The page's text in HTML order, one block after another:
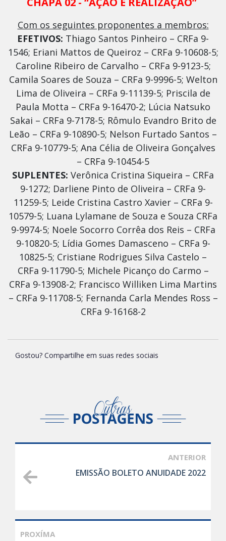
Com os seguintes proponentes a membros:
EFETIVOS: Thiago Santos Pinheiro – CRFa 9-
1546; Eriani Mattos de Queiroz – CRFa 9-10608-5;
Caroline Ribeiro de Carvalho – CRFa 9-9123-5;
Camila Soares de Souza – CRFa 9-9996-5; Welton
Lima de Oliveira – CRFa 9-11139-5; Priscila de
Paula Motta – CRFa 9-16470-2; Lúcia Natsuko
Sakai – CRFa 9-7178-5; Rômulo Evandro Brito de
Leão – CRFa 9-10890-5; Nelson Furtado Santos –
CRFa 9-10779-5; Ana Célia de Oliveira Gonçalves
– CRFa 9-10454-5
SUPLENTES: Verônica Cristina Siqueira – CRFa
9-1272; Darliene Pinto de Oliveira – CRFa 9-
11259-5; Leide Cristina Castro Xavier – CRFa 9-
10579-5; Luana Lylamane de Souza e Souza CRFa
9-9974-5; Noele Socorro Corrêa dos Reis – CRFa
9-10820-5; Lídia Gomes Damasceno – CRFa 9-
10825-5; Cristiane Rodrigues Silva Castelo –
CRFa 9-11790-5; Michele Picanço do Carmo –
CRFa 9-13908-2; Francisco Williken Lima Martins
– CRFa 9-11708-5; Fernanda Carla Mendes Ross –
CRFa 9-16168-2
Gostou? Compartilhe em suas redes sociais
ANTERIOR
EMISSÃO BOLETO ANUIDADE 2022
PROXÍMA